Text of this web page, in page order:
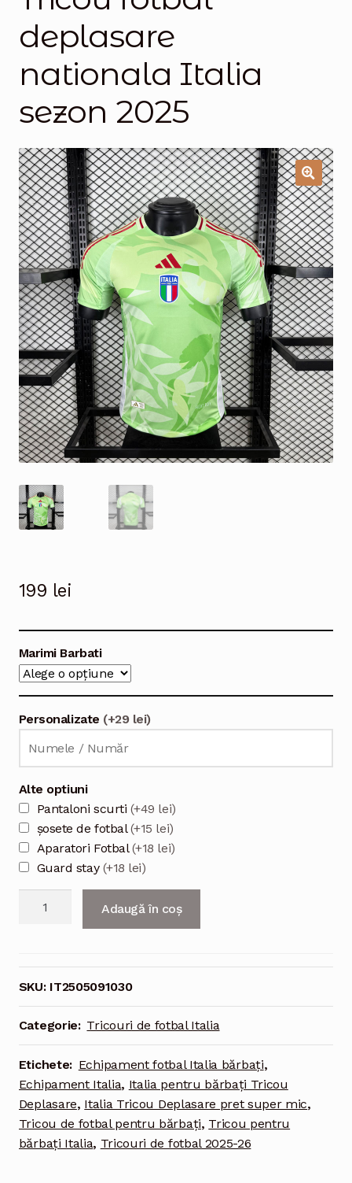
Magazinul
deplasare
nationala Italia
sezon 2025
🔍
199 lei
Marimi Barbati
Personalizate (+29 lei)
Alte optiuni
Pantaloni scurti (+49 lei)
șosete de fotbal(+15 lei)
Aparatori Fotbal(+18 lei)
Guard stay (+18 lei)
Adaugă în coș
SKU: IT2505091030
Categorie: Tricouri de fotbal Italia
Etichete: Echipament fotbal Italia bărbați,
Echipament Italia, Italia pentru bărbați Tricou
Deplasare, Italia Tricou Deplasare pret super mic,
Tricou de fotbal pentru bărbați, Tricou pentru
bărbați Italia, Tricouri de fotbal 2025-26